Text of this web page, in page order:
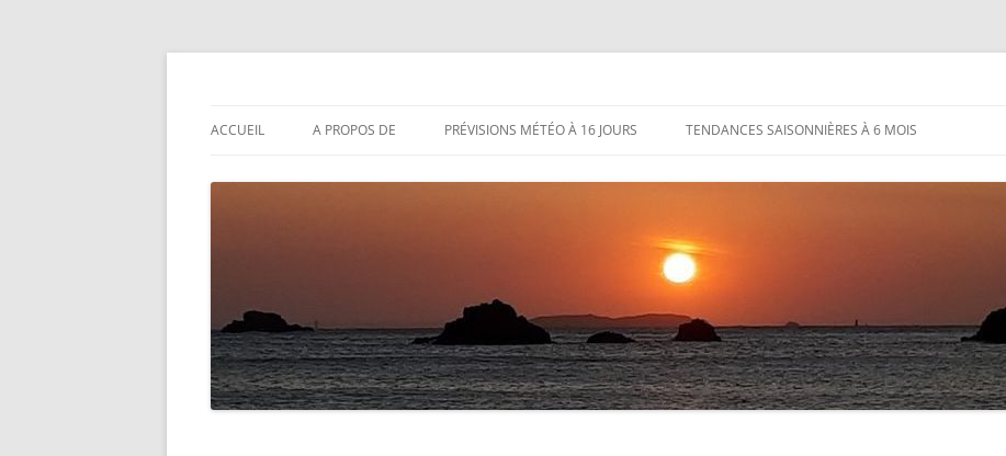
Aller
ACCUEIL A PROPOS DE PRÉVISIONS MÉTÉO À 16 JOURS TENDANCES SAISONNIÈRES À 6 MOIS